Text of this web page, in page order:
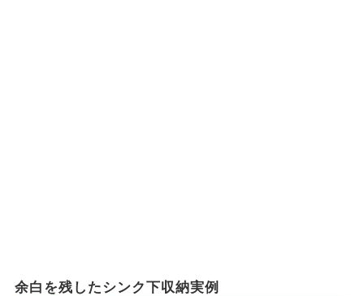
余白を残したシンク下収納実例